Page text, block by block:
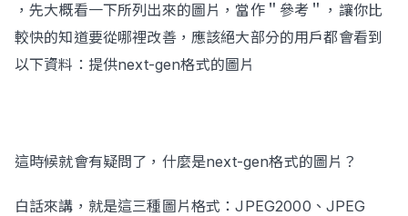
立即諮詢
，先大概看一下所列出來的圖片，當作＂參考＂，讓你比
較快的知道要從哪裡改善，應該絕大部分的用戶都會看到
以下資料：提供next-gen格式的圖片
這時候就會有疑問了，什麼是next-gen格式的圖片？
白話來講，就是這三種圖片格式：JPEG2000、JPEG